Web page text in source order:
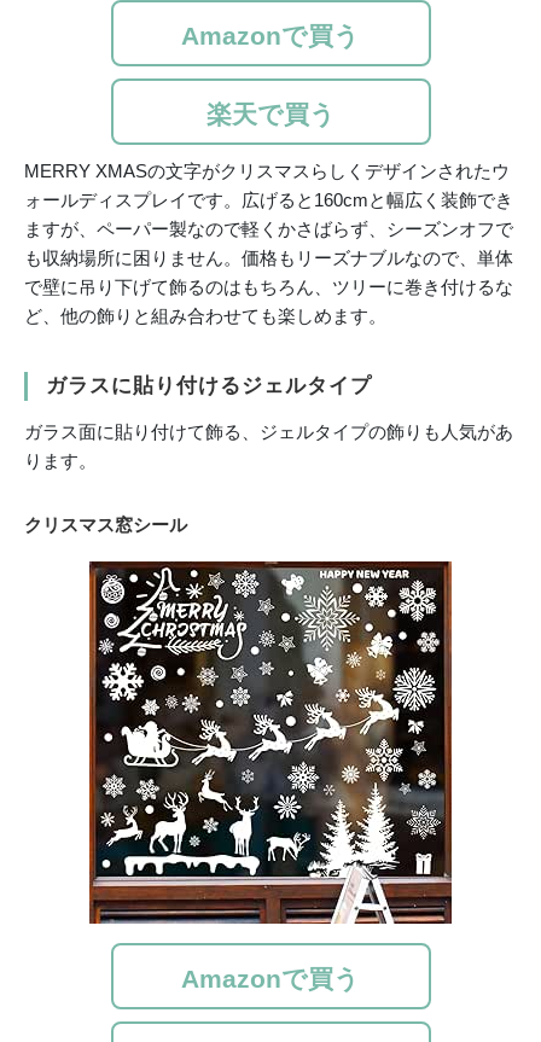
Amazonで買う
楽天で買う
MERRY XMASの文字がクリスマスらしくデザインされたウ
ォールディスプレイです。広げると160cmと幅広く装飾でき
ますが、ペーパー製なので軽くかさばらず、シーズンオフで
も収納場所に困りません。価格もリーズナブルなので、単体
で壁に吊り下げて飾るのはもちろん、ツリーに巻き付けるな
ど、他の飾りと組み合わせても楽しめます。
ガラスに貼り付けるジェルタイプ
ガラス面に貼り付けて飾る、ジェルタイプの飾りも人気があ
ります。
クリスマス窓シール
Amazonで買う